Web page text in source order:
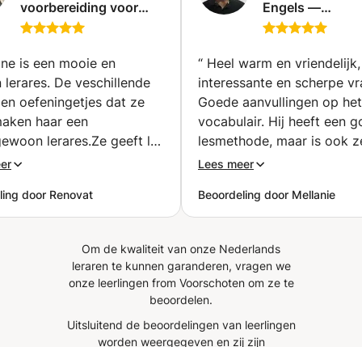
elke les zorgt ze voor lesmateriaal.
voorbereiding voor
anderstaligen:
intensief (Ledeberg)
is een mooie en
lerares. De veschillende
oefeningetjes dat ze
haar een
lerares.Ze geeft les
goede hart. Iedereen zou
”
door Renovat
Engels —
Geen stress,
– gewoon leuke,
praktische
je helpen om
zelfvertrouwen
spreken.
“ Heel warm en
interessante en scherpe
Goede aanvullingen op het
vocabulair. Hij heeft een
lesmethode, maar is ook
flexibel. Ik ben heel
les! ”
Lees meer
Beoordeling door Mellanie
Om de kwaliteit van onze Nederlands
leraren te kunnen garanderen, vragen we
onze leerlingen from Voorschoten om ze te
beoordelen.
Uitsluitend de beoordelingen van leerlingen
worden weergegeven en zij zijn